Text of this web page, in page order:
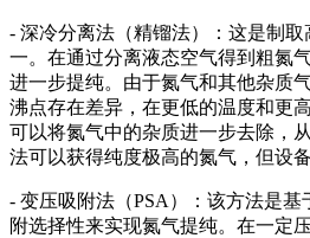
- 深冷分离法（精镏法）：这是制
一。在通过分离液态空气得到粗氮
进一步提纯。由于氮气和其他杂质
沸点存在差异，在更低的温度和更
可以将氮气中的杂质进一步去除，
法可以获得纯度极高的氮气，但设
- 变压吸附法（PSA）：该方法是基
附选择性来实现氮气提纯。在一定